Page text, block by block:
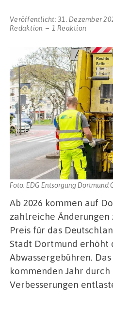
Veröffentlicht:31. Dezember
Redaktion
1 Reaktion
Foto: EDG Entsorgung Dortmund
Ab 2026 kommen auf
zahlreiche Änderungen
Preis für das
Stadt Dortmund erhöht
Abwassergebühren.
kommenden Jahr durch
Verbesserungen